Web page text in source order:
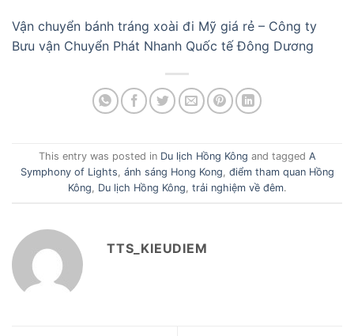
Vận chuyển bánh tráng xoài đi Mỹ giá rẻ – Công ty
Bưu vận Chuyển Phát Nhanh Quốc tế Đông Dương
This entry was posted in Du lịch Hồng Kông and tagged A
Symphony of Lights, ánh sáng Hong Kong, điểm tham quan Hồng
Kông, Du lịch Hồng Kông, trải nghiệm về đêm.
TTS_KIEUDIEM